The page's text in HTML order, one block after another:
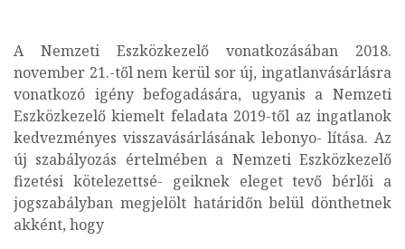
A Nemzeti Eszközkezelő vonatkozásában 2018.
november 21.-től nem kerül sor új, ingatlanvásárlásra
vonatkozó igény befogadására, ugyanis a Nemzeti
Eszközkezelő kiemelt feladata 2019-től az ingatlanok
kedvezményes visszavásárlásának lebonyo- lítása. Az
új szabályozás értelmében a Nemzeti Eszközkezelő
fizetési kötelezettsé- geiknek eleget tevő bérlői a
jogszabályban megjelölt határidőn belül dönthetnek
akként, hogy